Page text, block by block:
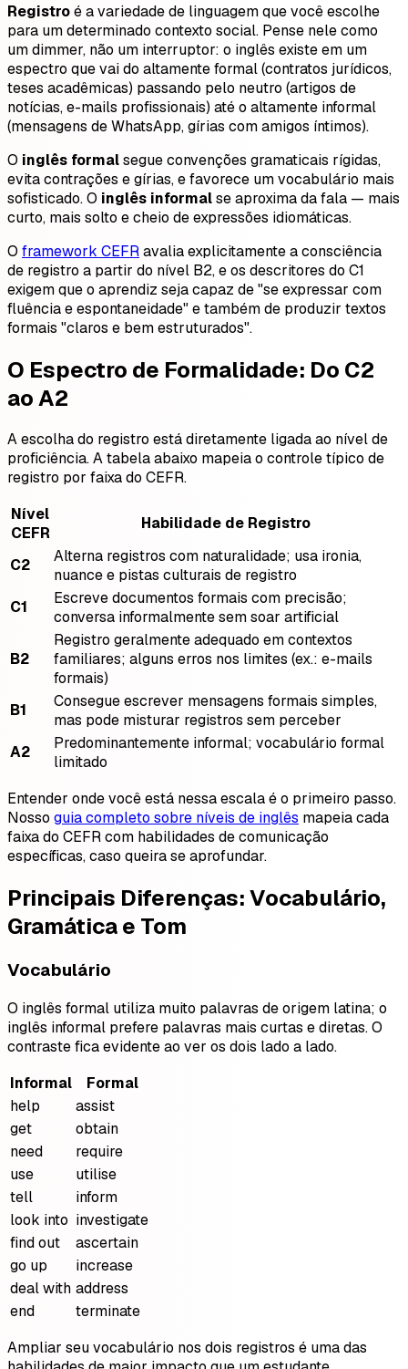
Registroé a variedade de linguagem que você escolhe
para um determinado contexto social. Pense nele como
um dimmer, não um interruptor: o inglês existe em um
espectro que vai do altamente formal (contratos jurídicos,
teses acadêmicas) passando pelo neutro (artigos de
notícias, e-mails profissionais) até o altamente informal
(mensagens de WhatsApp, gírias com amigos íntimos).
O inglês formalsegue convenções gramaticais rígidas,
evita contrações e gírias, e favorece um vocabulário mais
sofisticado. O inglês informalse aproxima da fala — mais
curto, mais solto e cheio de expressões idiomáticas.
O framework CEFRavalia explicitamente a consciência
de registro a partir do nível B2, e os descritores do C1
exigem que o aprendiz seja capaz de "se expressar com
fluência e espontaneidade" e também de produzir textos
formais "claros e bem estruturados".
O Espectro de Formalidade: Do C2
ao A2
A escolha do registro está diretamente ligada ao nível de
proficiência. A tabela abaixo mapeia o controle típico de
registro por faixa do CEFR.
Nível
CEFR
Habilidade de Registro
C2
Alterna registros com naturalidade; usa ironia,
nuance e pistas culturais de registro
C1
Escreve documentos formais com precisão;
conversa informalmente sem soar artificial
B2
Registro geralmente adequado em contextos
familiares; alguns erros nos limites (ex.: e-mails
formais)
B1
Consegue escrever mensagens formais simples,
mas pode misturar registros sem perceber
A2
Predominantemente informal; vocabulário formal
limitado
Entender onde você está nessa escala é o primeiro passo.
Nosso guia completo sobre níveis de inglês mapeia cada
faixa do CEFR com habilidades de comunicação
específicas, caso queira se aprofundar.
Principais Diferenças: Vocabulário,
Gramática e Tom
Vocabulário
O inglês formal utiliza muito palavras de origem latina; o
inglês informal prefere palavras mais curtas e diretas. O
contraste fica evidente ao ver os dois lado a lado.
Informal
Formal
help
assist
get
obtain
need
require
use
utilise
tell
inform
look into investigate
find out
ascertain
go up
increase
deal with address
end
terminate
Ampliar seu vocabulário nos dois registros é uma das